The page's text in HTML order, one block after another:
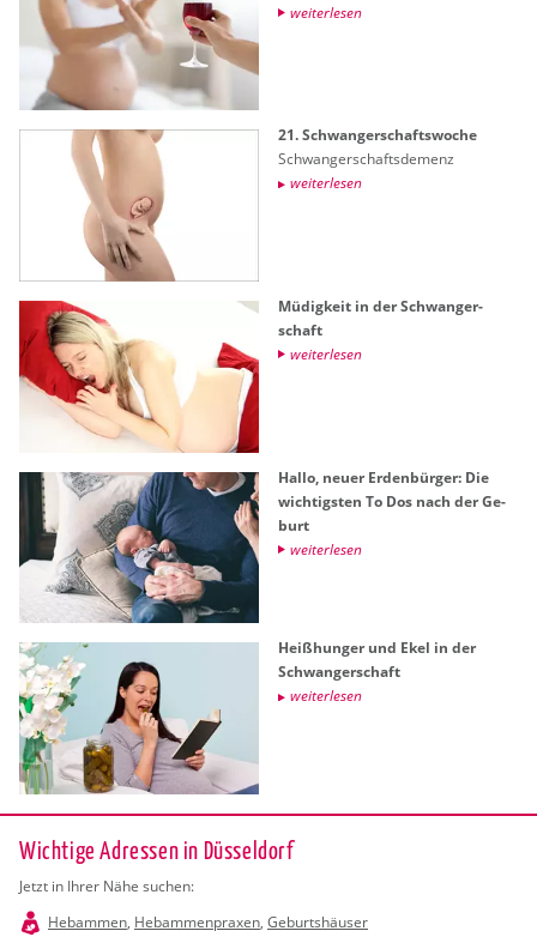
wei­ter­le­sen
21. Schwan­ger­schafts­wo­che
Schwan­ger­schafts­de­menz
wei­ter­le­sen
Mü­dig­keit in der Schwan­ger­
schaft
wei­ter­le­sen
Hallo, neuer Er­den­bür­ger: Die
wich­tigs­ten To Dos nach der Ge­
burt
wei­ter­le­sen
Hei­ßhun­ger und Ekel in der
Schwan­ger­schaft
wei­ter­le­sen
Wichtige Adressen in Düsseldorf
Jetzt in Ihrer Nähe suchen:
Hebammen, Hebammenpraxen, Geburtshäuser